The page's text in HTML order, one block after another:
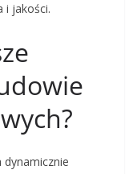
i jakości.